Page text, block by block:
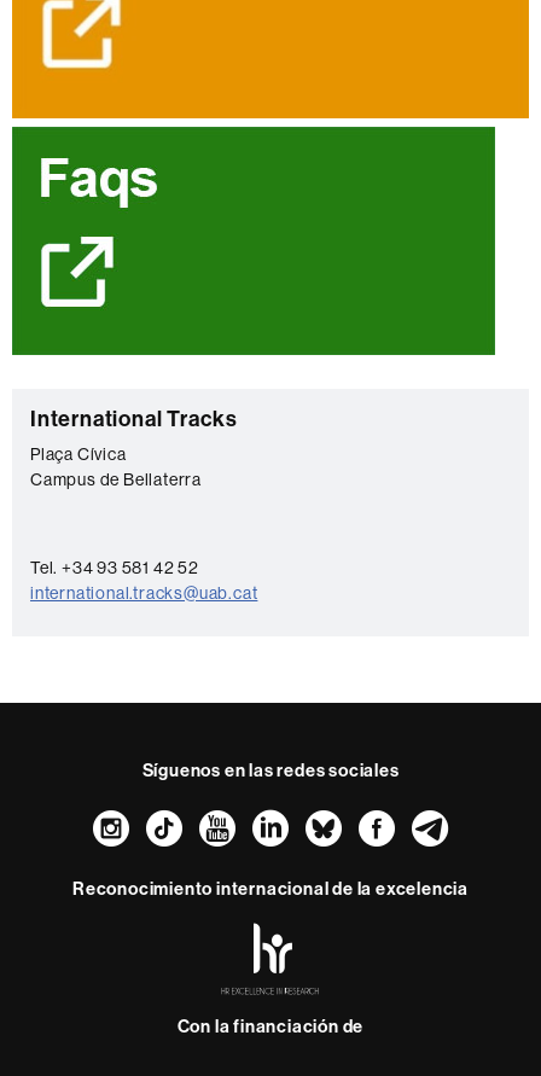
C
o
n
a
c
International Tracks
Plaça Cívica
Campus de Bellaterra
Tel. +34 93 581 42 52
international.tracks@uab.cat
Síguenos en las redes sociales
Instagram
TikTokYouTube
LinkedIn
Bluesky
Reconocimiento internacional de la excelencia
-
Con la financiación de